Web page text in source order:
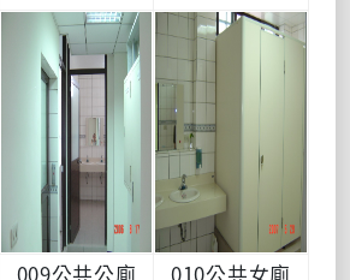
009公共公廁 010公共女廁